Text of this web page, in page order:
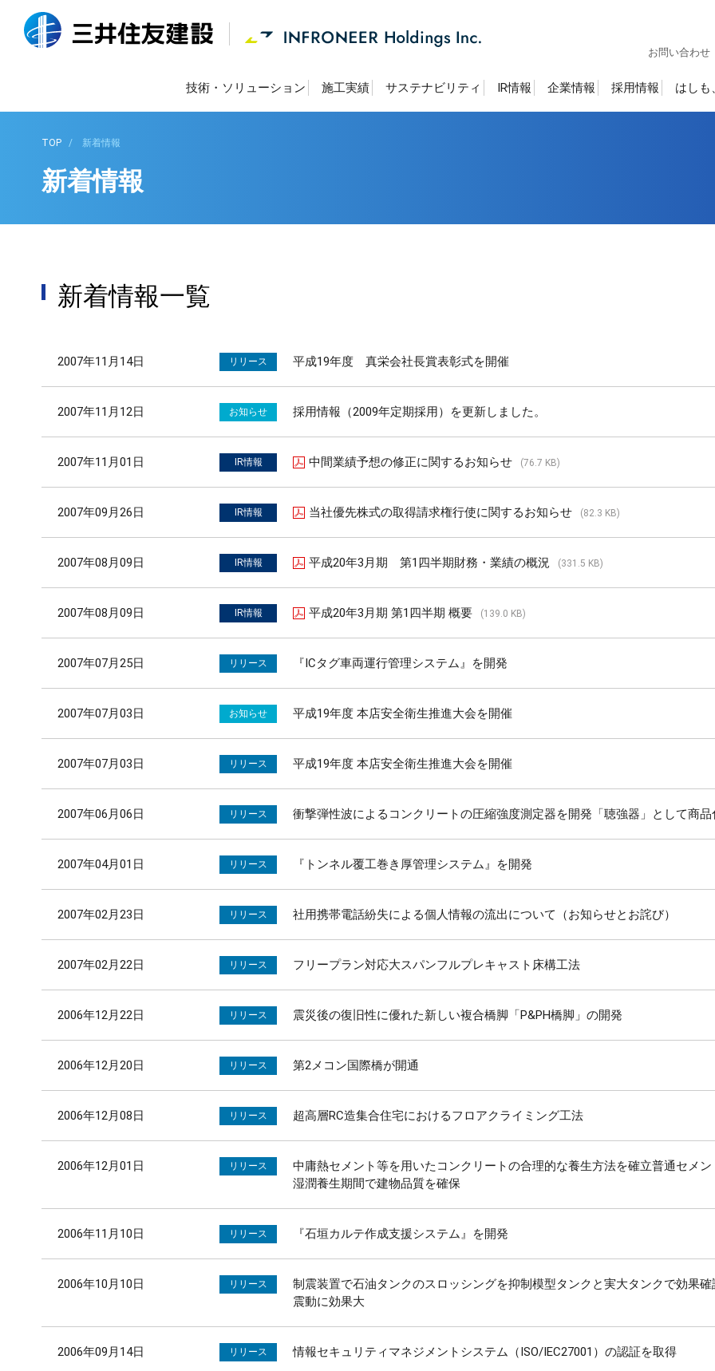
お問い合わせ
技術・ソリューション 施工実績 サステナビリティ IR情報 企業情報 採用情報 はしも
TOP 新着情報
新着情報
新着情報一覧
2007年11月14日 リリース 平成19年度 真栄会社長賞表彰式を開催
2007年11月12日 お知らせ 採用情報（2009年定期採用）を更新しました。
2007年11月01日 IR情報 中間業績予想の修正に関するお知らせ (76.7 KB)
2007年09月26日 IR情報 当社優先株式の取得請求権行使に関するお知らせ (82.3 KB)
2007年08月09日 IR情報 平成20年3月期 第1四半期財務・業績の概況 (331.5 KB)
2007年08月09日 IR情報 平成20年3月期 第1四半期 概要 (139.0 KB)
2007年07月25日 リリース 『ICタグ車両運行管理システム』を開発
2007年07月03日 お知らせ 平成19年度 本店安全衛生推進大会を開催
2007年07月03日 リリース 平成19年度 本店安全衛生推進大会を開催
2007年06月06日 リリース 衝撃弾性波によるコンクリートの圧縮強度測定器を開発「聴強器」として商品
2007年04月01日 リリース 『トンネル覆工巻き厚管理システム』を開発
2007年02月23日 リリース 社用携帯電話紛失による個人情報の流出について（お知らせとお詫び）
2007年02月22日 リリース フリープラン対応大スパンフルプレキャスト床構工法
2006年12月22日 リリース 震災後の復旧性に優れた新しい複合橋脚「P&PH橋脚」の開発
2006年12月20日 リリース 第2メコン国際橋が開通
2006年12月08日 リリース 超高層RC造集合住宅におけるフロアクライミング工法
2006年12月01日 リリース
中庸熱セメント等を用いたコンクリートの合理的な養生方法を確立普通セメ
湿潤養生期間で建物品質を確保
2006年11月10日 リリース 『石垣カルテ作成支援システム』を開発
2006年10月10日 リリース
制震装置で石油タンクのスロッシングを抑制模型タンクと実大タンクで効果
震動に効果大
2006年09月14日 リリース 情報セキュリティマネジメントシステム（ISO/IEC27001）の認証を取得